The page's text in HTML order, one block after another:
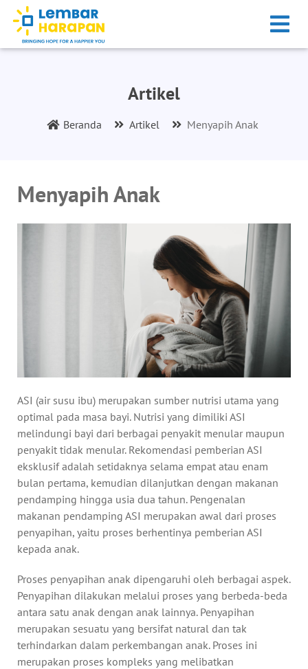
Artikel
Beranda Artikel Menyapih Anak
Menyapih Anak
ASI (air susu ibu) merupakan sumber nutrisi utama yang
optimal pada masa bayi. Nutrisi yang dimiliki ASI
melindungi bayi dari berbagai penyakit menular maupun
penyakit tidak menular. Rekomendasi pemberian ASI
eksklusif adalah setidaknya selama empat atau enam
bulan pertama, kemudian dilanjutkan dengan makanan
pendamping hingga usia dua tahun. Pengenalan
makanan pendamping ASI merupakan awal dari proses
penyapihan, yaitu proses berhentinya pemberian ASI
kepada anak.
Proses penyapihan anak dipengaruhi oleh berbagai aspek.
Penyapihan dilakukan melalui proses yang berbeda-beda
antara satu anak dengan anak lainnya. Penyapihan
merupakan sesuatu yang bersifat natural dan tak
terhindarkan dalam perkembangan anak. Proses ini
merupakan proses kompleks yang melibatkan